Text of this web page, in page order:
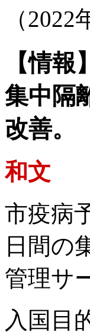
（2022
【情
集中隔
改善。
和文
市疫病
日間の
管理サ
入国目